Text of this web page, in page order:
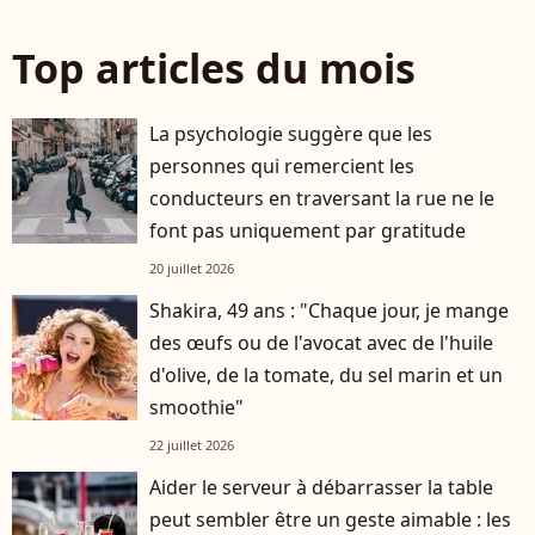
Top articles du mois
La psychologie suggère que les
personnes qui remercient les
conducteurs en traversant la rue ne le
font pas uniquement par gratitude
20 juillet 2026
Shakira, 49 ans : "Chaque jour, je mange
des œufs ou de l'avocat avec de l'huile
d'olive, de la tomate, du sel marin et un
smoothie"
22 juillet 2026
Aider le serveur à débarrasser la table
peut sembler être un geste aimable : les